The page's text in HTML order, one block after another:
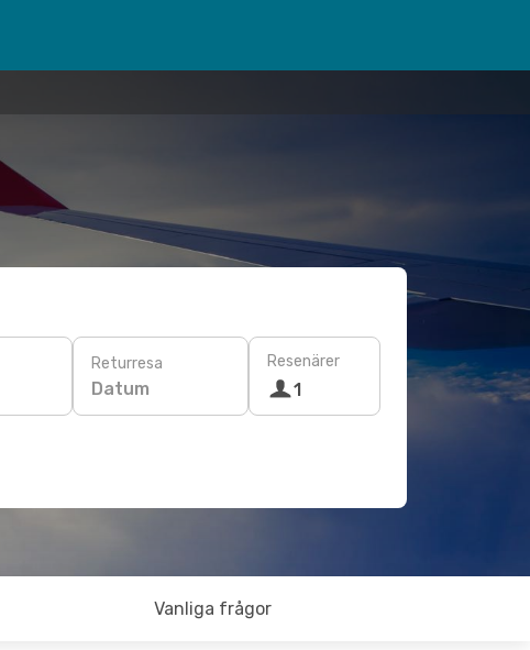
Returresa
Datum
Resenärer
1
Vanliga frågor